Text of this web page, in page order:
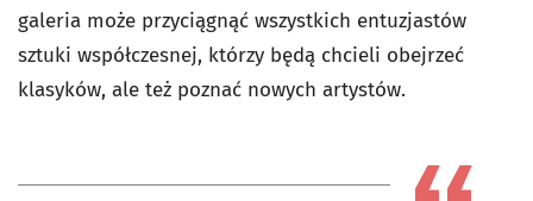
galeria może przyciągnąć wszystkich entuzjastów
sztuki współczesnej, którzy będą chcieli obejrzeć
klasyków, ale też poznać nowych artystów.